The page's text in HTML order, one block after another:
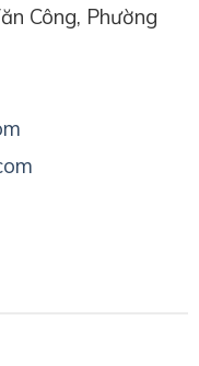
Công, Phường